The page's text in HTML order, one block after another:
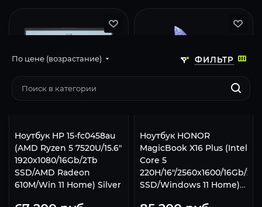
ФИЛЬТР
По цене (возрастание)
Ноутбук HP 15-fc0458au
(AMD Ryzen 5 7520U/15.6"
1920x1080/16Gb/2Tb
SSD/AMD Radeon
610M/Win 11 Home) Silver
Ноутбук HONOR
MagicBook X16 Plus (Intel
Core 5
220H/16"/2560x1600/16Gb/2Tb
SSD/Windows 11 Home)